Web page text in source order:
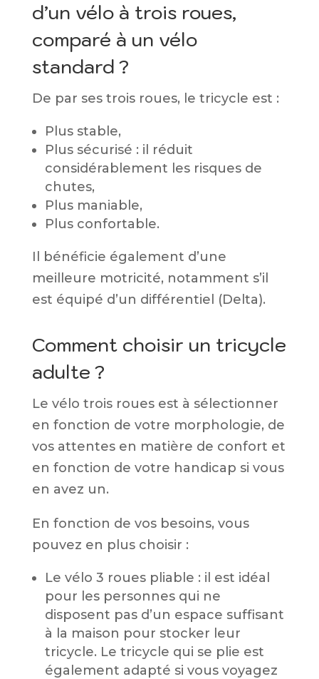
d’un vélo à trois roues,
comparé à un vélo
standard ?
De par ses trois roues, le tricycle est :
Plus stable,
Plus sécurisé : il réduit
considérablement les risques de
chutes,
Plus maniable,
Plus confortable.
Il bénéficie également d’une
meilleure motricité, notamment s’il
est équipé d’un différentiel (Delta).
Comment choisir un tricycle
adulte ?
Le vélo trois roues est à sélectionner
en fonction de votre morphologie, de
vos attentes en matière de confort et
en fonction de votre handicap si vous
en avez un.
En fonction de vos besoins, vous
pouvez en plus choisir :
Le vélo 3 roues pliable : il est idéal
pour les personnes qui ne
disposent pas d’un espace suffisant
à la maison pour stocker leur
tricycle. Le tricycle qui se plie est
également adapté si vous voyagez